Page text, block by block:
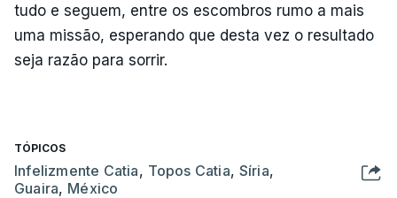
tudo e seguem, entre os escombros rumo a mais
uma missão, esperando que desta vez o resultado
seja razão para sorrir.
TÓPICOS
Infelizmente Catia, Topos Catia, Síria,
Guaira, México